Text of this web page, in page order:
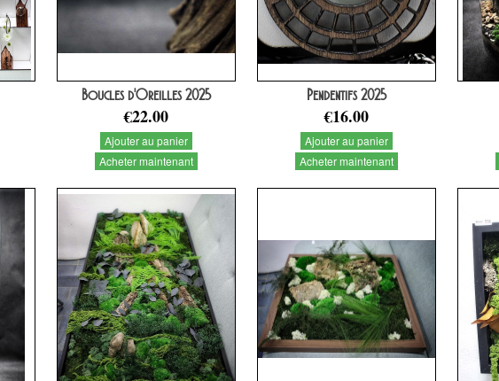
Boucles d'Oreilles 2025
€22.00
Ajouter au panier
Acheter maintenant
Pendentifs 2025
€16.00
Ajouter au panier
Acheter maintenant